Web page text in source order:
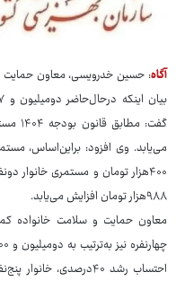
آگاه: حسین خدرویسی، معاون حمایت
می‌یابد. وی افزود: براین‌اساس،
۹۸۸هزار تومان افزایش می‌یابد.
معاون حمایت و سلامت خانواده